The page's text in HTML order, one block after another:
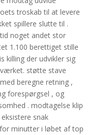
troskab til at levere
spillere slutte til .
noget andet stor
1.100 berettiget stille
killing der udvikler sig
støtte stave
beregne retning ,
forespørgsel , og
. modtagelse klip
snak
minutter i løbet af top